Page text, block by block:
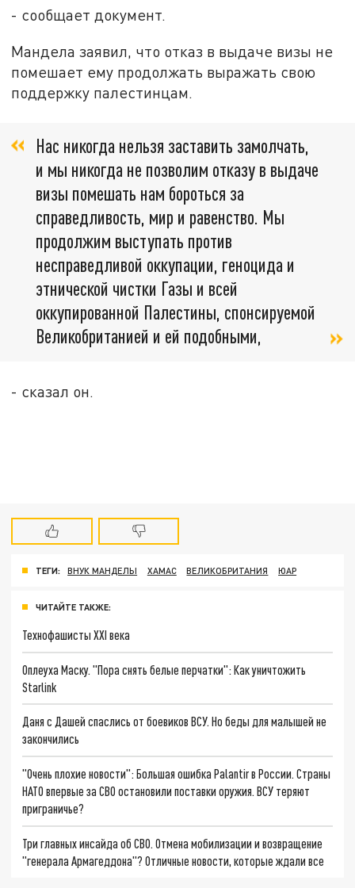
- сообщает документ.
Мандела заявил, что отказ в выдаче визы не
помешает ему продолжать выражать свою
поддержку палестинцам.
Нас никогда нельзя заставить замолчать,
и мы никогда не позволим отказу в выдаче
визы помешать нам бороться за
справедливость, мир и равенство. Мы
продолжим выступать против
несправедливой оккупации, геноцида и
этнической чистки Газы и всей
оккупированной Палестины, спонсируемой
Великобританией и ей подобными,
- сказал он.
ТЕГИ: ВНУК МАНДЕЛЫ ХАМАС ВЕЛИКОБРИТАНИЯ ЮАР
ЧИТАЙТЕ ТАКЖЕ:
Технофашисты XXI века
Оплеуха Маску. "Пора снять белые перчатки": Как уничтожить
Starlink
Даня с Дашей спаслись от боевиков ВСУ. Но беды для малышей не
закончились
"Очень плохие новости": Большая ошибка Palantir в России. Страны
НАТО впервые за СВО остановили поставки оружия. ВСУ теряют
приграничье?
Три главных инсайда об СВО. Отмена мобилизации и возвращение
"генерала Армагеддона"? Отличные новости, которые ждали все